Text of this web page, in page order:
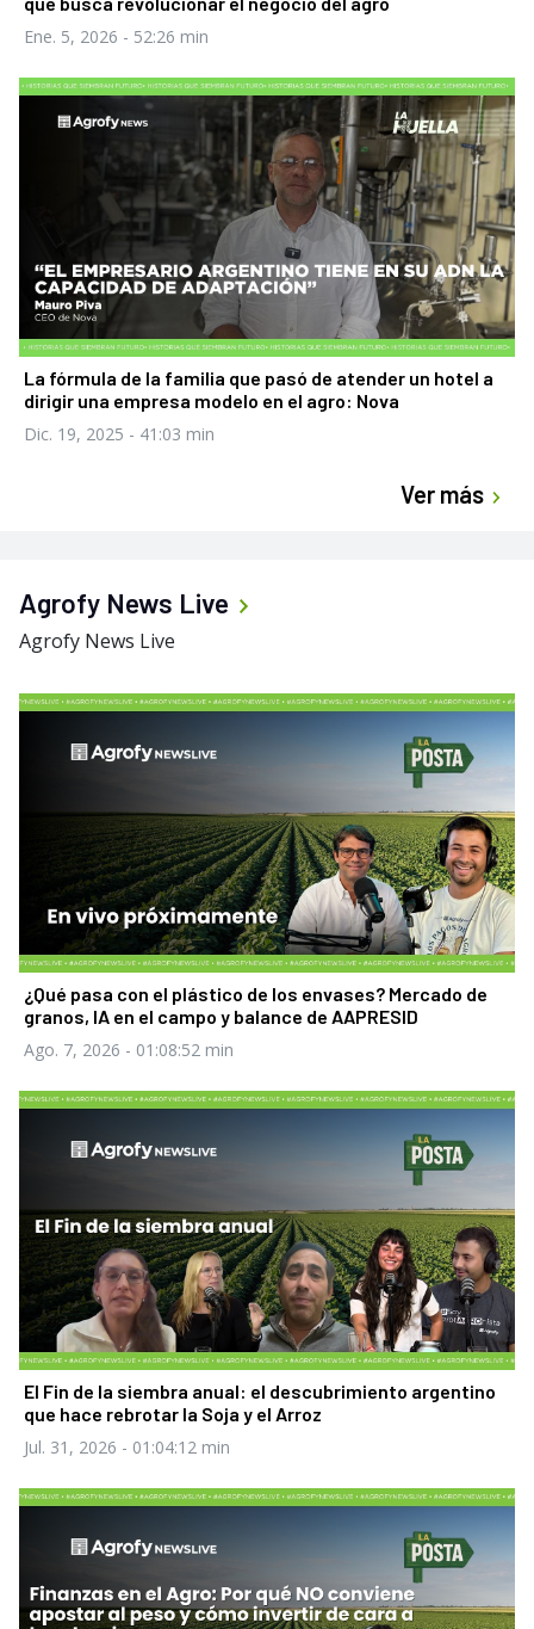
Ene. 5, 2026 - 52:26 min
La fórmula de la familia que pasó de atender un hotel a
dirigir una empresa modelo en el agro: Nova
Dic. 19, 2025 - 41:03 min
Ver más
Agrofy News Live
Agrofy News Live
¿Qué pasa con el plástico de los envases? Mercado de
granos, IA en el campo y balance de AAPRESID
Ago. 7, 2026 - 01:08:52 min
El Fin de la siembra anual: el descubrimiento argentino
que hace rebrotar la Soja y el Arroz
Jul. 31, 2026 - 01:04:12 min